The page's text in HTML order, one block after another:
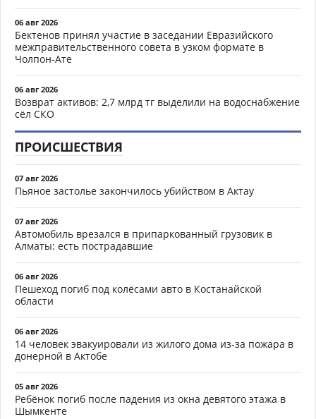
06 авг 2026
Бектенов принял участие в заседании Евразийского
межправительственного совета в узком формате в
Чолпон-Ате
06 авг 2026
Возврат активов: 2,7 млрд тг выделили на водоснабжение
сёл СКО
ПРОИСШЕСТВИЯ
07 авг 2026
Пьяное застолье закончилось убийством в Актау
07 авг 2026
Автомобиль врезался в припаркованный грузовик в
Алматы: есть пострадавшие
06 авг 2026
Пешеход погиб под колёсами авто в Костанайской
области
06 авг 2026
14 человек эвакуировали из жилого дома из-за пожара в
донерной в Актобе
05 авг 2026
Ребёнок погиб после падения из окна девятого этажа в
Шымкенте